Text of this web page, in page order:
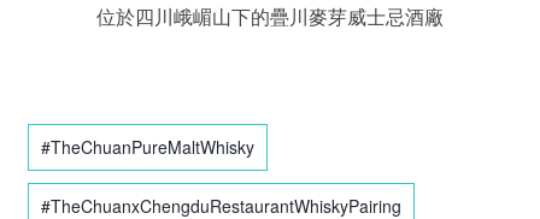
位於四川峨嵋山下的疊川麥芽威士忌酒廠
#TheChuanPureMaltWhisky
#TheChuanxChengduRestaurantWhiskyPairing